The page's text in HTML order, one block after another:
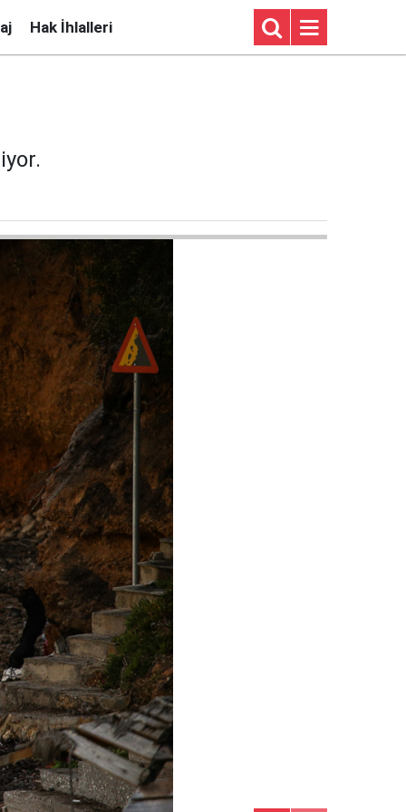
Hak İhlalleri